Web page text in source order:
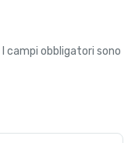
I campi obbligatori sono